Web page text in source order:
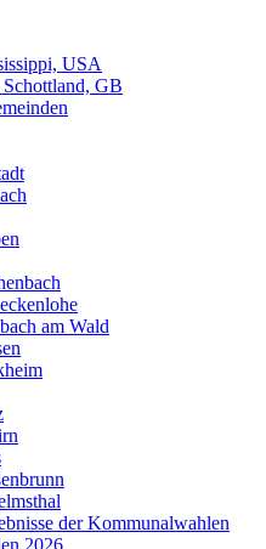
USA
GB
am Wald
der Kommunalwahlen
2026